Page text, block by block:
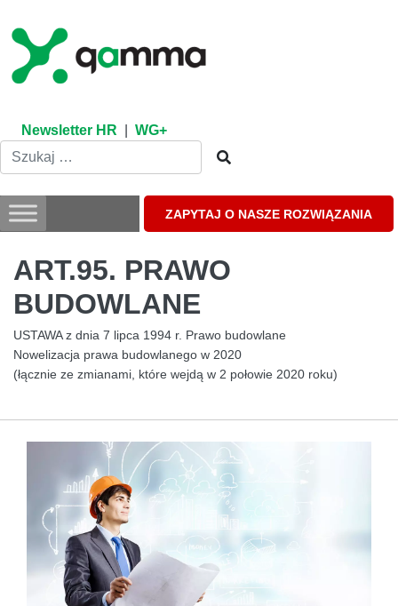
content
Newsletter HR WG+
ZAPYTAJ O NASZE ROZWIĄZANIA
ART.95. PRAWO
BUDOWLANE
USTAWA z dnia 7 lipca 1994 r. Prawo budowlane
Nowelizacja prawa budowlanego w 2020
(łącznie ze zmianami, które wejdą w 2 połowie 2020 roku)